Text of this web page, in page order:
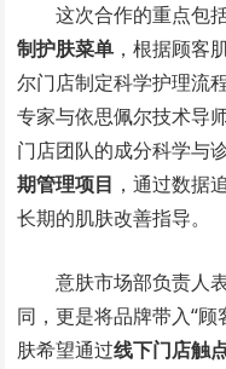
这次合作的重点包
制护肤菜单 ，根据顾客
尔门店制定科学护理流
专家与依思佩尔技术导
门店团队的成分科学与
期管理项目 ，通过数据
长期的肌肤改善指导。
意肤市场部负责人
同，更是将品牌带入“
肤希望通过线下门店触